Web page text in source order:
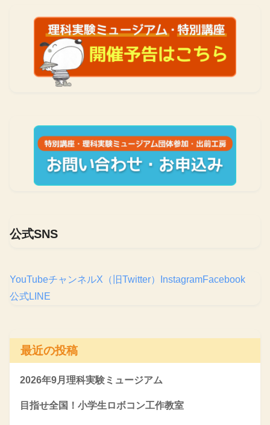
公式SNS
YouTubeチャンネルX（旧Twitter） InstagramFacebook
公式LINE
最近の投稿
2026年9月理科実験ミュージアム
目指せ全国！小学生ロボコン工作教室